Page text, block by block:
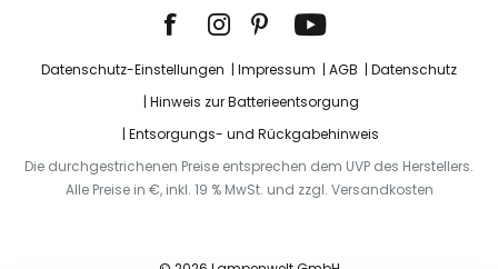
Datenschutz-Einstellungen Impressum AGB
Datenschutz
Hinweis zur Batterieentsorgung
Entsorgungs- und Rückgabehinweis
Die durchgestrichenen Preise entsprechen dem UVP des Herstellers.
Alle Preise in €, inkl. 19 % MwSt. und zzgl. Versandkosten